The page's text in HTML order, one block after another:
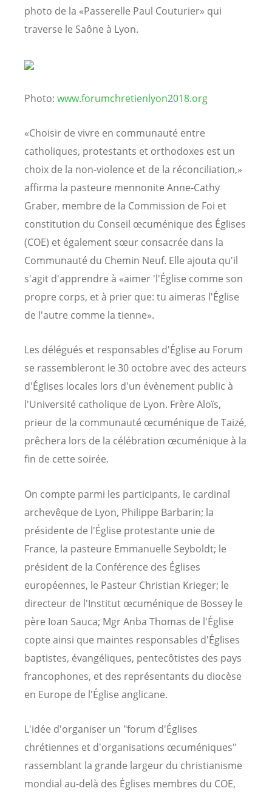
photo de la «Passerelle Paul Couturier» qui
traverse le Saône à Lyon.
Photo: www.forumchretienlyon2018.org
«Choisir de vivre en communauté entre
catholiques, protestants et orthodoxes est un
choix de la non-violence et de la réconciliation,»
affirma la pasteure mennonite Anne-Cathy
Graber, membre de la Commission de Foi et
constitution du Conseil œcuménique des Églises
(COE) et également sœur consacrée dans la
Communauté du Chemin Neuf. Elle ajouta qu'il
s'agit d'apprendre à «aimer 'l'Église comme son
propre corps, et à prier que: tu aimeras l'Église
de l'autre comme la tienne».
Les délégués et responsables d'Église au Forum
se rassembleront le 30 octobre avec des acteurs
d'Églises locales lors d'un évènement public à
l'Université catholique de Lyon. Frère Aloïs,
prieur de la communauté œcuménique de Taizé,
prêchera lors de la célébration œcuménique à la
fin de cette soirée.
On compte parmi les participants, le cardinal
archevêque de Lyon, Philippe Barbarin; la
présidente de l'Église protestante unie de
France, la pasteure Emmanuelle Seyboldt; le
président de la Conférence des Églises
européennes, le Pasteur Christian Krieger; le
directeur de l'Institut œcuménique de Bossey le
père Ioan Sauca; Mgr Anba Thomas de l'Église
copte ainsi que maintes responsables d'Églises
baptistes, évangéliques, pentecôtistes des pays
francophones, et des représentants du diocèse
en Europe de l'Église anglicane.
L'idée d'organiser un "forum d'Églises
chrétiennes et d'organisations œcuméniques"
rassemblant la grande largeur du christianisme
mondial au-delà des Églises membres du COE,